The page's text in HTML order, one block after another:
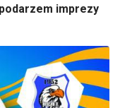
imprezy